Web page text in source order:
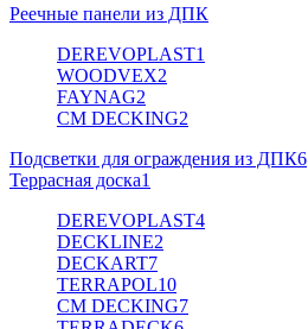
Реечные панели из ДПК
DEREVOPLAST1
WOODVEX2
FAYNAG2
CM DECKING2
Подсветки для ограждения из ДПК6
Террасная доска1
DEREVOPLAST4
DECKLINE2
DECKART7
TERRAPOL10
CM DECKING7